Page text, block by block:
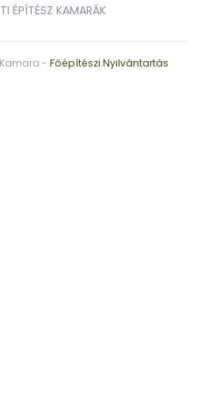
ÉPÍTÉSZ KAMARÁK
- Főépítészi Nyilvántartás